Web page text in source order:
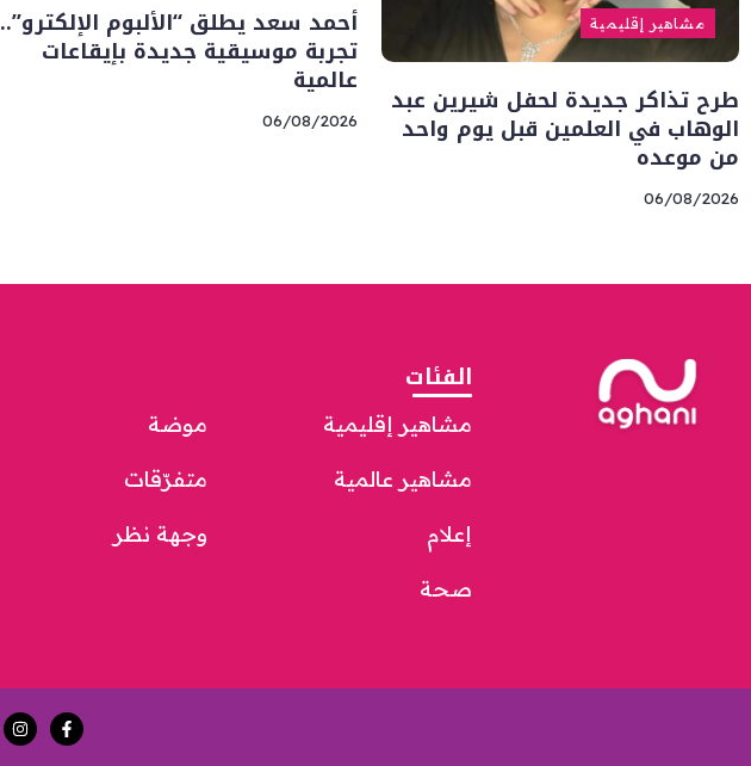
مشاهير إقليمية
طرح تذاكر جديدة لحفل شيرين عبد
الوهاب في العلمين قبل يوم واحد
من موعده
06/08/2026
أحمد سعد يطلق “الألبوم الإلكترو”..
تجربة موسيقية جديدة بإيقاعات
عالمية
06/08/2026
الفئات
مشاهير إقليمية
مشاهير عالمية
إعلام
صحة
موضة
متفرّقات
وجهة نظر